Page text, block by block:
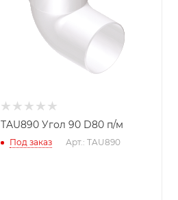
TAU890 Угол 90 D80 п/м
Под заказ Арт.: TAU890